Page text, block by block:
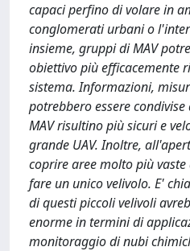
capaci perfino di volare in
conglomerati urbani o
insieme, gruppi di MAV
obiettivo più efficacemente
sistema. Informazioni,
potrebbero essere
MAV risultino più sicuri e
grande UAV. Inoltre,
coprire aree molto più
fare un unico velivolo. E'
di questi piccoli velivoli
enorme in termini di
monitoraggio di nubi